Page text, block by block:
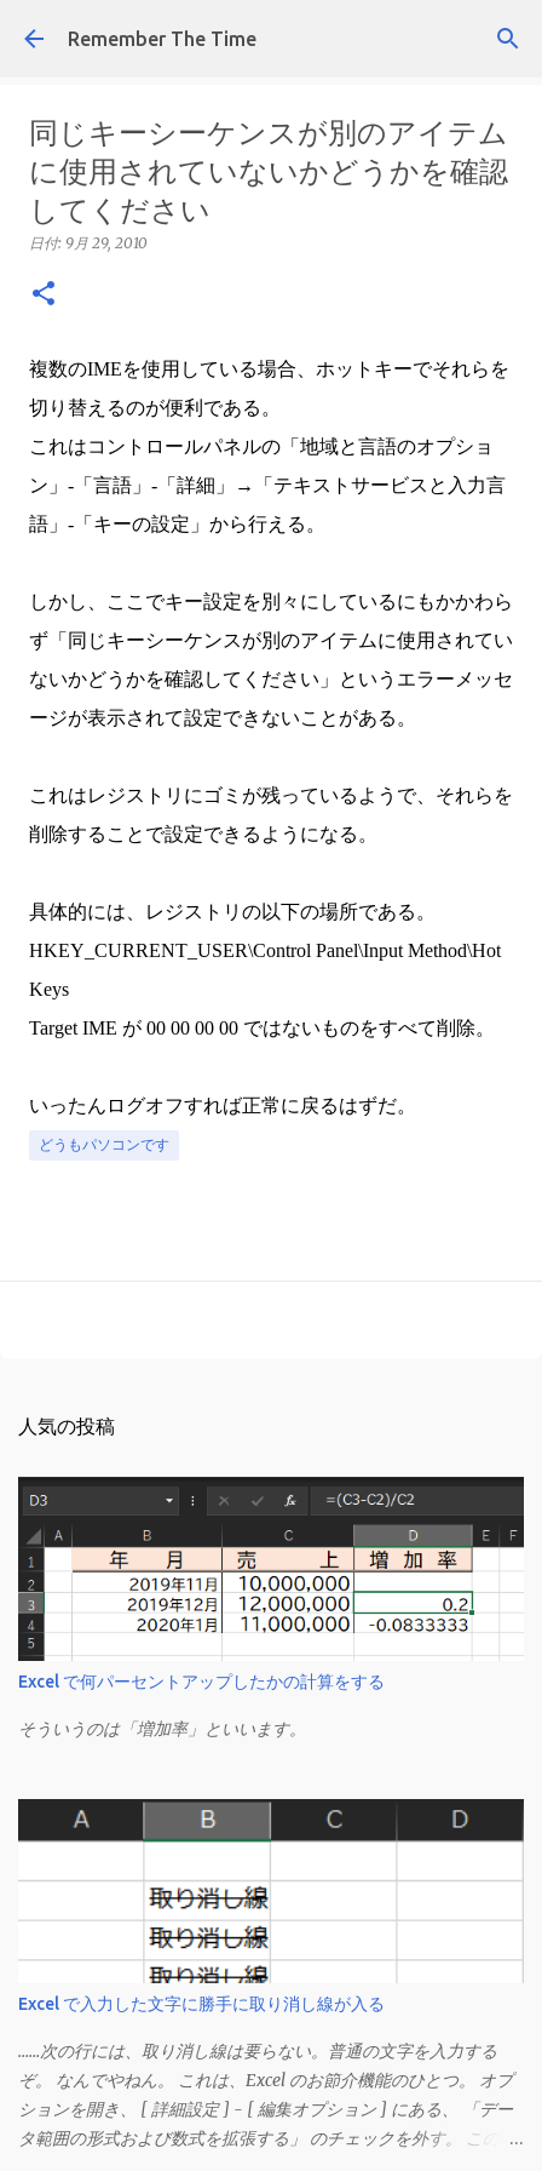
スキップしてメイン コンテンツに移動
Remember The Time
同じキーシーケンスが別のアイテム
に使用されていないかどうかを確認
してください
日付: 9月 29, 2010
複数のIMEを使用している場合、ホットキーでそれらを
切り替えるのが便利である。
これはコントロールパネルの「地域と言語のオプショ
ン」-「言語」-「詳細」→「テキストサービスと入力言
語」-「キーの設定」から行える。
しかし、ここでキー設定を別々にしているにもかかわら
ず「同じキーシーケンスが別のアイテムに使用されてい
ないかどうかを確認してください」というエラーメッセ
ージが表示されて設定できないことがある。
これはレジストリにゴミが残っているようで、それらを
削除することで設定できるようになる。
具体的には、レジストリの以下の場所である。
HKEY_CURRENT_USER\Control Panel\Input Method\Hot
Keys
Target IME が 00 00 00 00 ではないものをすべて削除。
いったんログオフすれば正常に戻るはずだ。
どうもパソコンです
人気の投稿
Excel で何パーセントアップしたかの計算をする
そういうのは「増加率」といいます。
Excel で入力した文字に勝手に取り消し線が入る
……次の行には、取り消し線は要らない。普通の文字を入力する
ぞ。 なんでやねん。 これは、Excel のお節介機能のひとつ。 オプ
ションを開き、 [ 詳細設定 ] - [ 編集オプション ] にある、 「デー
タ範囲の形式および数式を拡張する」 のチェックを外す。 この機